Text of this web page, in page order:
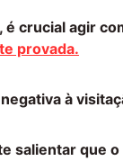
é crucial agir
provada.
à
salientar que